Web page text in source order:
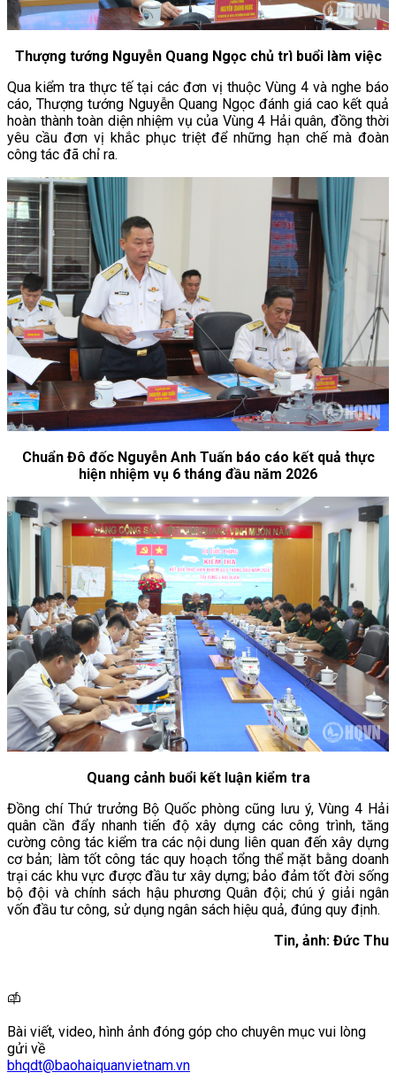
Thượng tướng Nguyễn Quang Ngọc chủ trì buổi làm việc
Qua kiểm tra thực tế tại các đơn vị thuộc Vùng 4 và nghe báo
cáo, Thượng tướng Nguyễn Quang Ngọc đánh giá cao kết quả
hoàn thành toàn diện nhiệm vụ của Vùng 4 Hải quân, đồng thời
yêu cầu đơn vị khắc phục triệt để những hạn chế mà đoàn
công tác đã chỉ ra.
Chuẩn Đô đốc Nguyễn Anh Tuấn báo cáo kết quả thực
hiện nhiệm vụ 6 tháng đầu năm 2026
Quang cảnh buổi kết luận kiểm tra
Đồng chí Thứ trưởng Bộ Quốc phòng cũng lưu ý, Vùng 4 Hải
quân cần đẩy nhanh tiến độ xây dựng các công trình, tăng
cường công tác kiểm tra các nội dung liên quan đến xây dựng
cơ bản; làm tốt công tác quy hoạch tổng thể mặt bằng doanh
trại các khu vực được đầu tư xây dựng; bảo đảm tốt đời sống
bộ đội và chính sách hậu phương Quân đội; chú ý giải ngân
vốn đầu tư công, sử dụng ngân sách hiệu quả, đúng quy định.
Tin, ảnh: Đức Thu
Bài viết, video, hình ảnh đóng góp cho chuyên mục vui lòng
gửi về
bhqdt@baohaiquanvietnam.vn